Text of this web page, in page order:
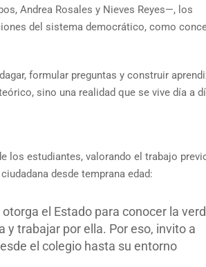
Andrea Rosales y Nieves Reyes—, los
del sistema democrático, como
formular preguntas y construir
sino una realidad que se vive día a
los estudiantes, valorando el trabajo
desde temprana edad:
el Estado para conocer la
trabajar por ella. Por eso, invito a
el colegio hasta su entorno